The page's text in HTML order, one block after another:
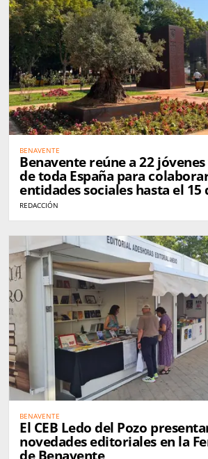
BENAVENTE
Benavente reúne a 22
de toda España para
entidades sociales hasta el 15
REDACCIÓN
BENAVENTE
El CEB Ledo del Pozo
novedades editoriales en la